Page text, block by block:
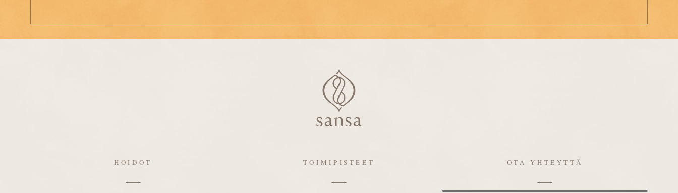
HOIDOT TOIMIPISTEET OTA YHTEYTTÄ